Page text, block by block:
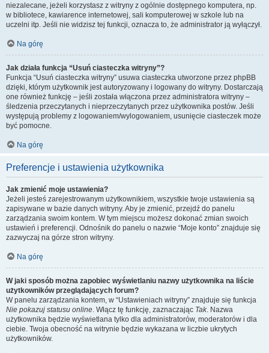
niezalecane, jeżeli korzystasz z witryny z ogólnie dostępnego komputera, np.
w bibliotece, kawiarence internetowej, sali komputerowej w szkole lub na
uczelni itp. Jeśli nie widzisz tej funkcji, oznacza to, że administrator ją wyłączył.
Na górę
Jak działa funkcja “Usuń ciasteczka witryny”?
Funkcja “Usuń ciasteczka witryny” usuwa ciasteczka utworzone przez phpBB
dzięki, którym użytkownik jest autoryzowany i logowany do witryny. Dostarczają
one również funkcję – jeśli została włączona przez administratora witryny –
śledzenia przeczytanych i nieprzeczytanych przez użytkownika postów. Jeśli
występują problemy z logowaniem/wylogowaniem, usunięcie ciasteczek może
być pomocne.
Na górę
Preferencje i ustawienia użytkownika
Jak zmienić moje ustawienia?
Jeżeli jesteś zarejestrowanym użytkownikiem, wszystkie twoje ustawienia są
zapisywane w bazie danych witryny. Aby je zmienić, przejdź do panelu
zarządzania swoim kontem. W tym miejscu możesz dokonać zmian swoich
ustawień i preferencji. Odnośnik do panelu o nazwie “Moje konto” znajduje się
zazwyczaj na górze stron witryny.
Na górę
W jaki sposób można zapobiec wyświetlaniu nazwy użytkownika na liście
użytkowników przeglądających forum?
W panelu zarządzania kontem, w “Ustawieniach witryny” znajduje się funkcja
Nie pokazuj statusu online. Włącz tę funkcję, zaznaczając Tak. Nazwa
użytkownika będzie wyświetlana tylko dla administratorów, moderatorów i dla
ciebie. Twoja obecność na witrynie będzie wykazana w liczbie ukrytych
użytkowników.